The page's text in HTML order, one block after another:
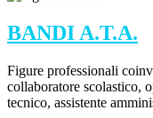
BANDI A.T.A.
Figure professionali
collaboratore scolastico,
tecnico, assistente